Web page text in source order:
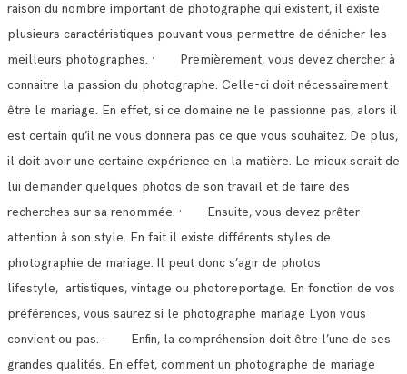
raison du nombre important de photographe qui existent, il existe
plusieurs caractéristiques pouvant vous permettre de dénicher les
meilleurs photographes. · Premièrement, vous devez chercher à
connaitre la passion du photographe. Celle-ci doit nécessairement
être le mariage. En effet, si ce domaine ne le passionne pas, alors il
est certain qu’il ne vous donnera pas ce que vous souhaitez. De plus,
il doit avoir une certaine expérience en la matière. Le mieux serait de
lui demander quelques photos de son travail et de faire des
recherches sur sa renommée. · Ensuite, vous devez prêter
attention à son style. En fait il existe différents styles de
photographie de mariage. Il peut donc s’agir de photos
lifestyle, artistiques, vintage ou photoreportage. En fonction de vos
préférences, vous saurez si le photographe mariage Lyon vous
convient ou pas. · Enfin, la compréhension doit être l’une de ses
grandes qualités. En effet, comment un photographe de mariage